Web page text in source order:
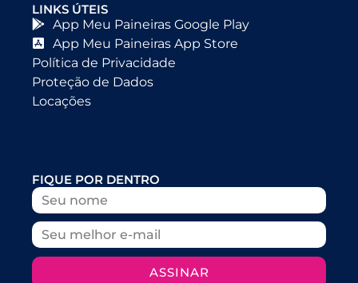
LINKS ÚTEIS
App Meu Paineiras Google Play
App Meu Paineiras App Store
Política de Privacidade
Proteção de Dados
Locações
FIQUE POR DENTRO
ASSINAR